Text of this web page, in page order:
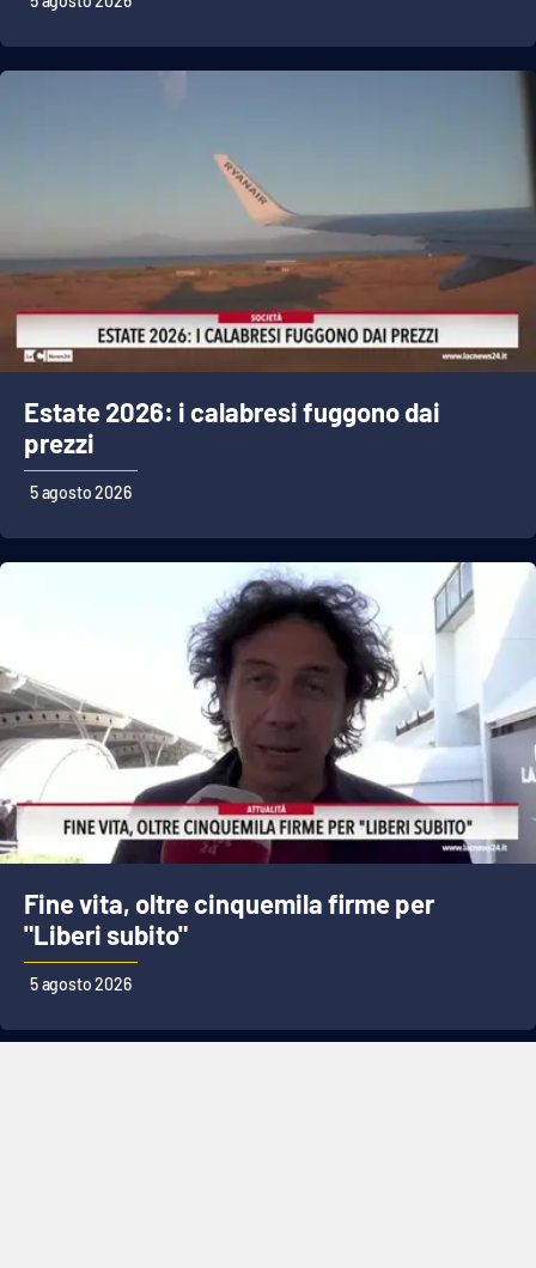
Estate 2026: i calabresi fuggono dai
prezzi
5 agosto 2026
Fine vita, oltre cinquemila firme per
"Liberi subito"
5 agosto 2026